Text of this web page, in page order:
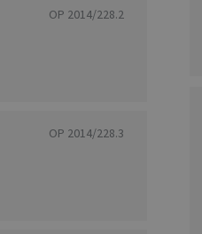
OP 2014/228.2
OP 2014/228.3